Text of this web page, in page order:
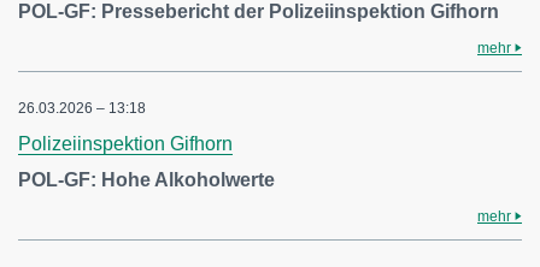
POL-GF: Pressebericht der Polizeiinspektion Gifhorn
mehr
26.03.2026 – 13:18
Polizeiinspektion Gifhorn
POL-GF: Hohe Alkoholwerte
mehr